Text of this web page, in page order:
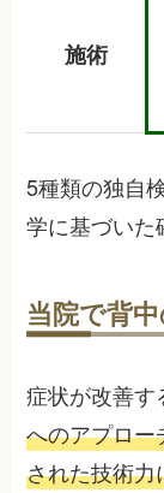
施術
5種類の独自
学に基づいた
当院で背
症状が改善す
へのアプロ
された技術力